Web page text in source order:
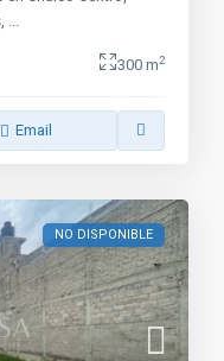
...
300 m2
Email
NO DISPONIBLE